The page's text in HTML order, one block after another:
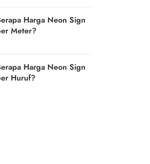
Harga Neon Sign
Meter?
Harga Neon Sign
Huruf?